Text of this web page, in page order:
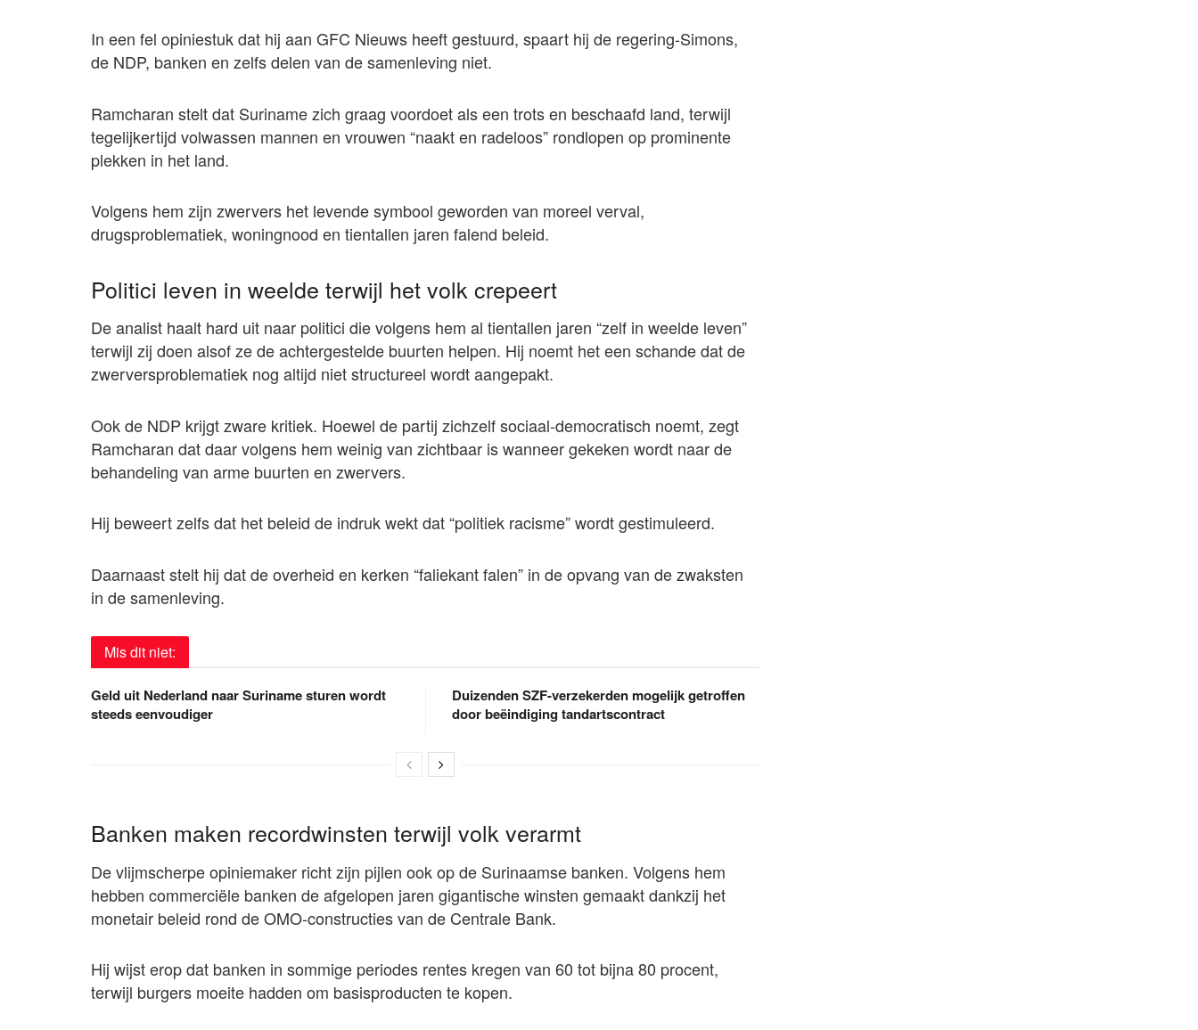
In een fel opiniestuk dat hij aan GFC Nieuws heeft gestuurd, spaart hij de regering-Simons,
de NDP, banken en zelfs delen van de samenleving niet.
Ramcharan stelt dat Suriname zich graag voordoet als een trots en beschaafd land, terwijl
tegelijkertijd volwassen mannen en vrouwen “naakt en radeloos” rondlopen op prominente
plekken in het land.
Volgens hem zijn zwervers het levende symbool geworden van moreel verval,
drugsproblematiek, woningnood en tientallen jaren falend beleid.
Politici leven in weelde terwijl het volk crepeert
De analist haalt hard uit naar politici die volgens hem al tientallen jaren “zelf in weelde leven”
terwijl zij doen alsof ze de achtergestelde buurten helpen. Hij noemt het een schande dat de
zwerversproblematiek nog altijd niet structureel wordt aangepakt.
Ook de NDP krijgt zware kritiek. Hoewel de partij zichzelf sociaal-democratisch noemt, zegt
Ramcharan dat daar volgens hem weinig van zichtbaar is wanneer gekeken wordt naar de
behandeling van arme buurten en zwervers.
Hij beweert zelfs dat het beleid de indruk wekt dat “politiek racisme” wordt gestimuleerd.
Daarnaast stelt hij dat de overheid en kerken “faliekant falen” in de opvang van de zwaksten
in de samenleving.
Mis dit niet:
Geld uit Nederland naar Suriname sturen wordt
steeds eenvoudiger
Duizenden SZF-verzekerden mogelijk getroffen
door beëindiging tandartscontract
Banken maken recordwinsten terwijl volk verarmt
De vlijmscherpe opiniemaker richt zijn pijlen ook op de Surinaamse banken. Volgens hem
hebben commerciële banken de afgelopen jaren gigantische winsten gemaakt dankzij het
monetair beleid rond de OMO-constructies van de Centrale Bank.
Hij wijst erop dat banken in sommige periodes rentes kregen van 60 tot bijna 80 procent,
terwijl burgers moeite hadden om basisproducten te kopen.